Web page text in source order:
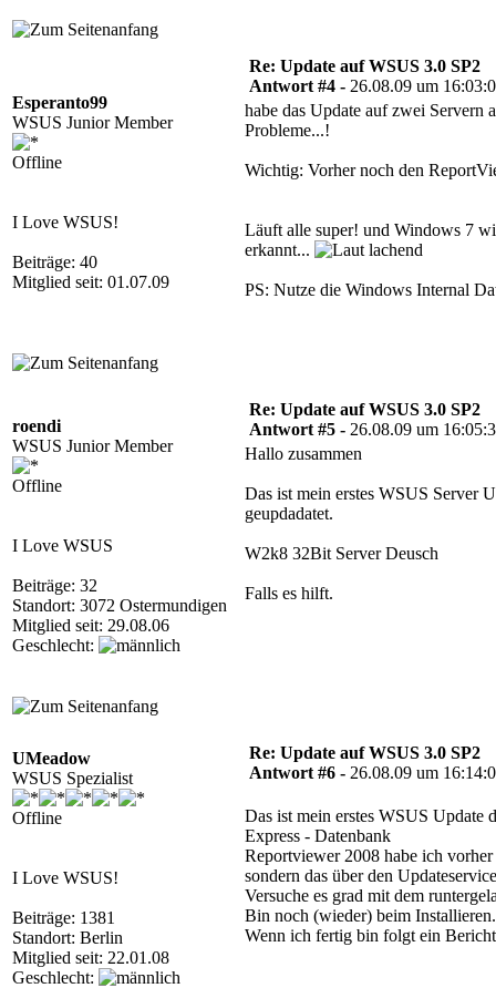
Esperanto99
WSUS Junior Member
Offline
I Love WSUS!
Beiträge: 40
Mitglied seit: 01.07.09
Re: Update auf WSUS 3.0 SP2
Antwort #4 - 26.08.09 um
habe das Update auf zwei Servern
Probleme...!
Wichtig: Vorher noch den
Läuft alle super! und Windows 7
erkannt...
PS: Nutze die Windows Internal
roendi
WSUS Junior Member
Offline
I Love WSUS
Beiträge: 32
Standort: 3072 Ostermundigen
Mitglied seit: 29.08.06
Geschlecht:
Re: Update auf WSUS 3.0 SP2
Antwort #5 - 26.08.09 um
Hallo zusammen
Das ist mein erstes WSUS Server
geupdadatet.
W2k8 32Bit Server Deusch
Falls es hilft.
UMeadow
WSUS Spezialist
Offline
I Love WSUS!
Beiträge: 1381
Standort: Berlin
Mitglied seit: 22.01.08
Geschlecht:
Re: Update auf WSUS 3.0 SP2
Antwort #6 - 26.08.09 um
Das ist mein erstes WSUS Update
Express - Datenbank
Reportviewer 2008 habe ich
sondern das über den
Versuche es grad mit dem
Bin noch (wieder) beim
Wenn ich fertig bin folgt ein